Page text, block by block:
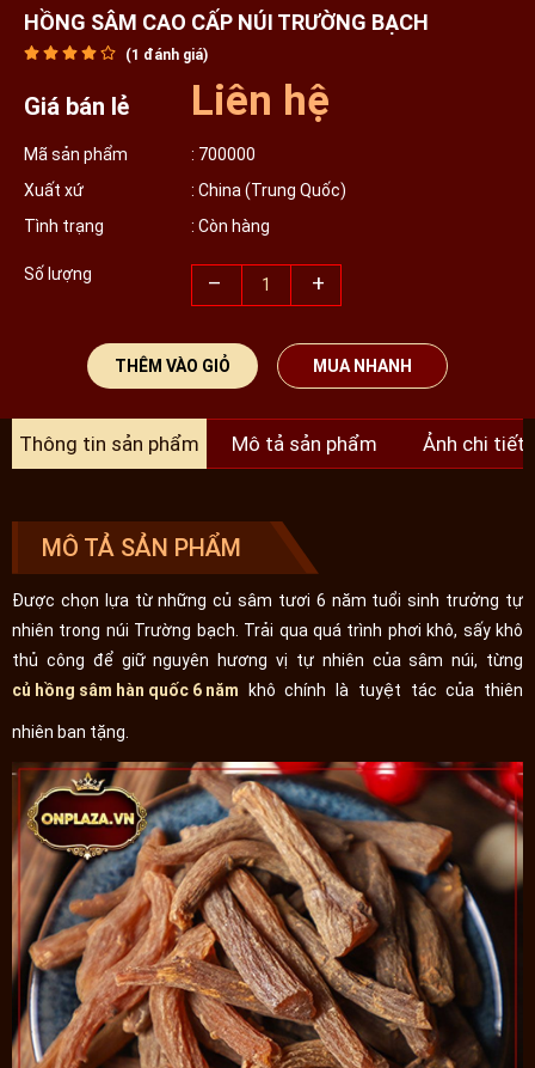
HỒNG SÂM CAO CẤP NÚI TRƯỜNG BẠCH
(1 đánh giá)
Giá bán lẻ Liên hệ
Mã sản phẩm
: 700000
Xuất xứ
: China (Trung Quốc)
Tình trạng
: Còn hàng
Số lượng – +
THÊM VÀO GIỎ MUA NHANH
Thông tin sản phẩm Mô tả sản phẩm Ảnh chi tiết
MÔ TẢ SẢN PHẨM
Được chọn lựa từ những củ sâm tươi 6 năm tuổi sinh trưởng tự
nhiên trong núi Trường bạch. Trải qua quá trình phơi khô, sấy khô
thủ công để giữ nguyên hương vị tự nhiên của sâm núi, từng
củ hồng sâm hàn quốc 6 năm khô chính là tuyệt tác của thiên
nhiên ban tặng.